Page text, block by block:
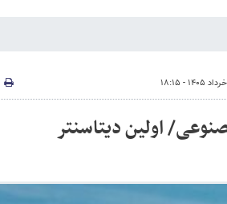
اولین دیتاسنتر